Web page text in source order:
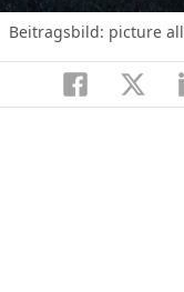
Beitragsbild: picture